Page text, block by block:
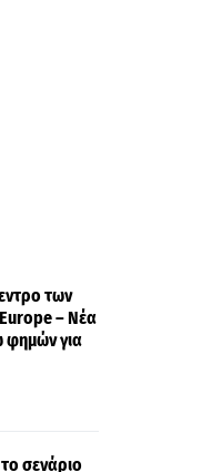
των
– Νέα
για
σενάριο